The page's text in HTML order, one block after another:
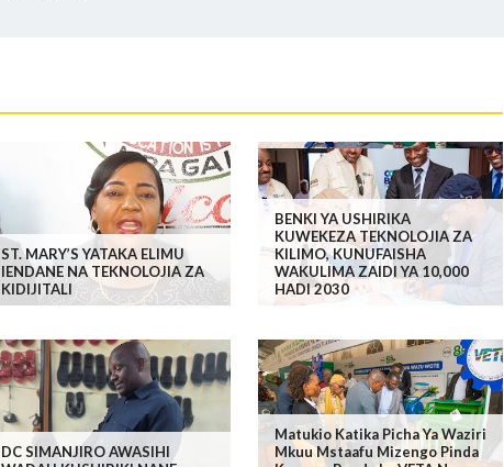
ST. MARY’S YATAKA ELIMU
IENDANE NA TEKNOLOJIA ZA
KIDIJITALI
BENKI YA USHIRIKA
KUWEKEZA TEKNOLOJIA ZA
KILIMO, KUNUFAISHA
WAKULIMA ZAIDI YA 10,000
HADI 2030
DC SIMANJIRO AWASIHI
Matukio Katika Picha Ya Waziri
Mkuu Mstaafu Mizengo Pinda